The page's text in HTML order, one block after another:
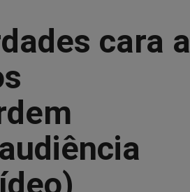
cara a